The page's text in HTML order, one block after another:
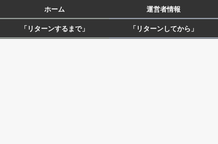
ホーム 運営者情報
「リターンするまで」 「リターンしてから」